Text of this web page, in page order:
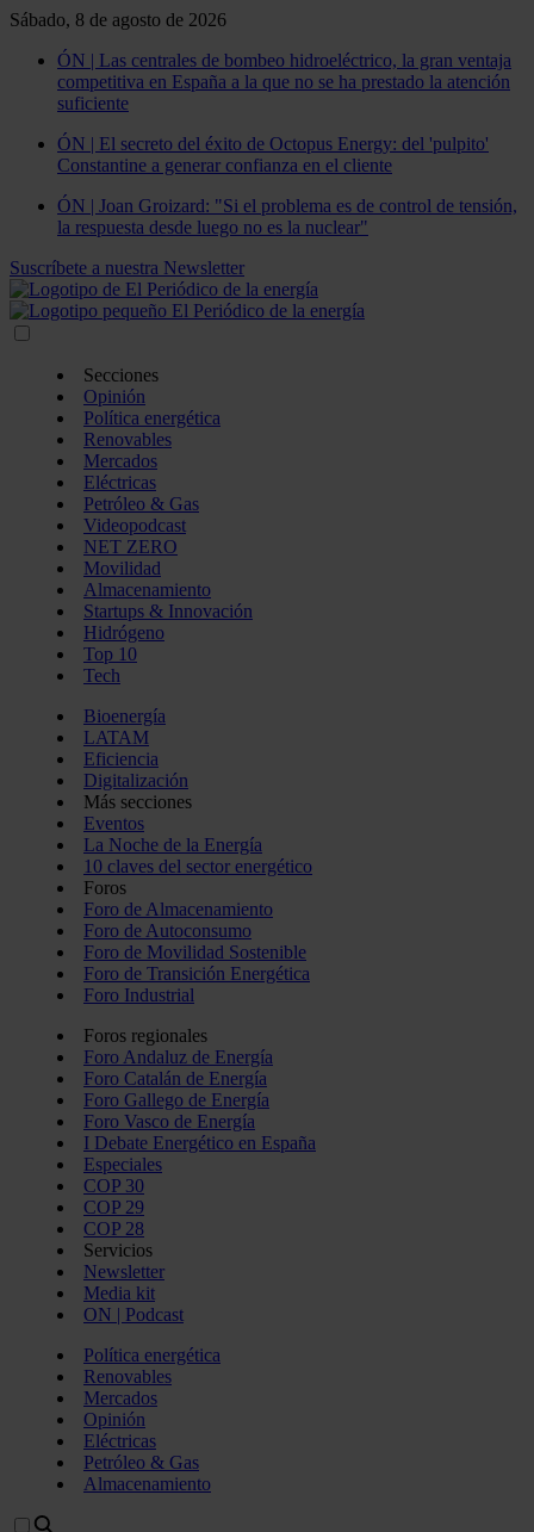
Sábado, 8 de agosto de 2026
ÓN | Las centrales de bombeo hidroeléctrico, la gran ventaja
competitiva en España a la que no se ha prestado la atención
suficiente
ÓN | El secreto del éxito de Octopus Energy: del 'pulpito'
Constantine a generar confianza en el cliente
ÓN | Joan Groizard: "Si el problema es de control de tensión,
la respuesta desde luego no es la nuclear"
Suscríbete a nuestra Newsletter
Secciones
Opinión
Política energética
Renovables
Mercados
Eléctricas
Petróleo & Gas
Videopodcast
NET ZERO
Movilidad
Almacenamiento
Startups & Innovación
Hidrógeno
Top 10
Tech
Bioenergía
LATAM
Eficiencia
Digitalización
Más secciones
Eventos
La Noche de la Energía
10 claves del sector energético
Foros
Foro de Almacenamiento
Foro de Autoconsumo
Foro de Movilidad Sostenible
Foro de Transición Energética
Foro Industrial
Foros regionales
Foro Andaluz de Energía
Foro Catalán de Energía
Foro Gallego de Energía
Foro Vasco de Energía
I Debate Energético en España
Especiales
COP 30
COP 29
COP 28
Servicios
Newsletter
Media kit
ON | Podcast
Política energética
Renovables
Mercados
Opinión
Eléctricas
Petróleo & Gas
Almacenamiento